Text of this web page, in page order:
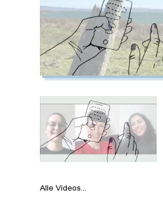
Alle Videos...